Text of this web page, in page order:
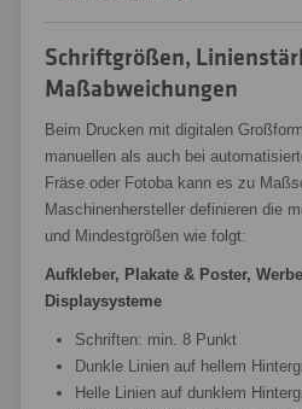
Schriftgrößen,
Maßabweichungen
Beim Drucken mit digitalen
manuellen als auch bei
Fräse oder Fotoba kann es zu
Maschinenhersteller definieren die
und Mindestgrößen wie folgt:
Aufkleber, Plakate & Poster,
Displaysysteme
Schriften: min. 8 Punkt
Dunkle Linien auf hellem
Helle Linien auf dunklem